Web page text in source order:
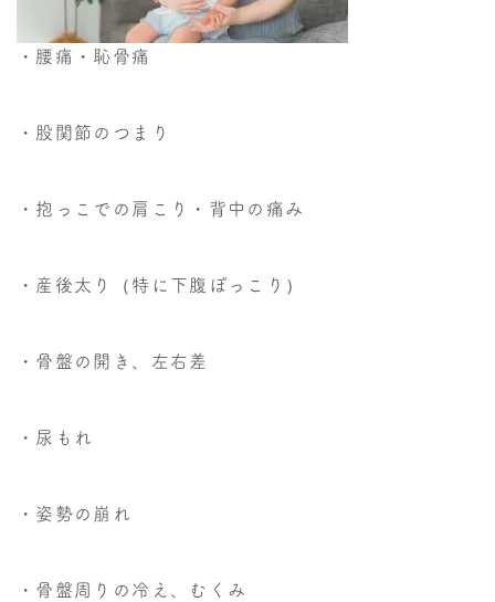
・腰痛・恥骨痛
・股関節のつまり
・抱っこでの肩こり・背中の痛み
・産後太り（特に下腹ぽっこり）
・骨盤の開き、左右差
・尿もれ
・姿勢の崩れ
・骨盤周りの冷え、むくみ